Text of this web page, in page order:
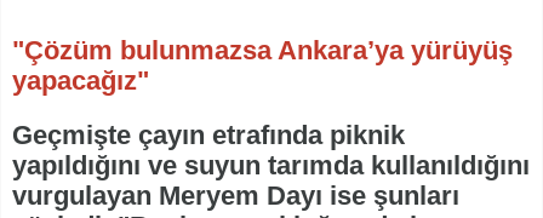
"Çözüm bulunmazsa Ankara’ya yürüyüş
yapacağız"
Geçmişte çayın etrafında piknik
yapıldığını ve suyun tarımda kullanıldığını
vurgulayan Meryem Dayı ise şunları